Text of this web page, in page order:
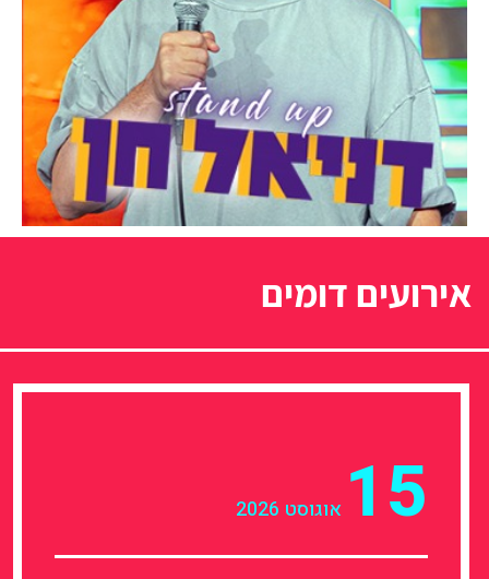
אירועים דומים
15 אוגוסט 2026